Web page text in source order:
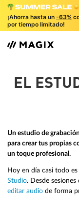
¡Ahorra hasta un -63%
por tiempo limitado!
EL
Un estudio de
para crear tus propias
un toque profesional.
Hoy en día casi todo
Studio. Desde
editar audio de forma